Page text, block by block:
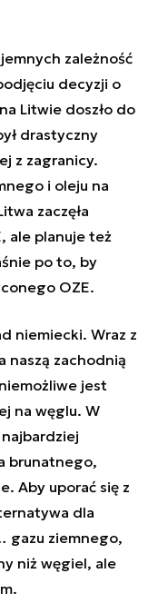
zależność
decyzji o
Litwie doszło do
drastyczny
z zagranicy.
i oleju na
zaczęła
ale planuje też
po to, by
OZE.
niemiecki. Wraz z
naszą zachodnią
jest
na węglu. W
brunatnego,
Aby uporać się z
dla
gazu ziemnego,
niż węgiel, ale